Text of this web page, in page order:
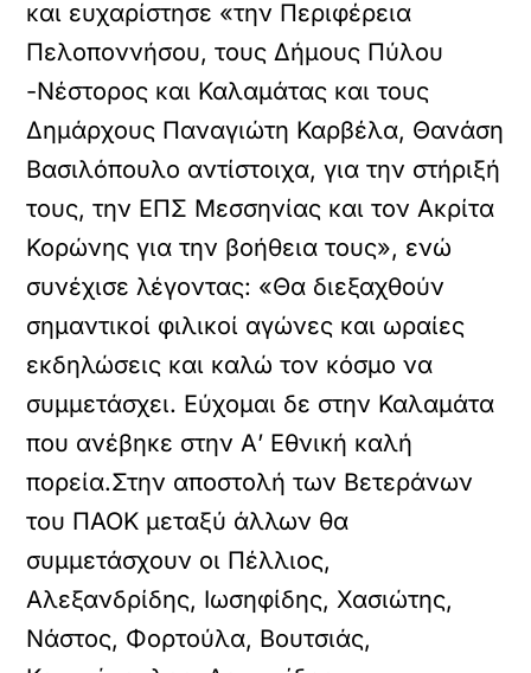
και ευχαρίστησε «την Περιφέρεια
Πελοποννήσου, τους Δήμους Πύλου
-Νέστορος και Καλαμάτας και τους
Δημάρχους Παναγιώτη Καρβέλα, Θανάση
Βασιλόπουλο αντίστοιχα, για την στήριξή
τους, την ΕΠΣ Μεσσηνίας και τον Ακρίτα
Κορώνης για την βοήθεια τους», ενώ
συνέχισε λέγοντας: «Θα διεξαχθούν
σημαντικοί φιλικοί αγώνες και ωραίες
εκδηλώσεις και καλώ τον κόσμο να
συμμετάσχει. Εύχομαι δε στην Καλαμάτα
που ανέβηκε στην Α’ Εθνική καλή
πορεία.Στην αποστολή των Βετεράνων
του ΠΑΟΚ μεταξύ άλλων θα
συμμετάσχουν οι Πέλλιος,
Αλεξανδρίδης, Ιωσηφίδης, Χασιώτης,
Νάστος, Φορτούλα, Βουτσιάς,